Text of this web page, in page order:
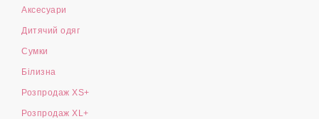
Аксесуари
Дитячий одяг
Сумки
Білизна
Розпродаж XS+
Розпродаж XL+